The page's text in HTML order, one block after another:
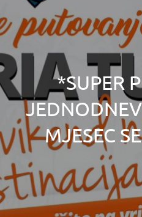
*SUPER
MJESEC